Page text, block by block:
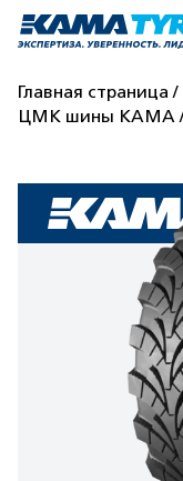
Главная страница
ЦМК шины КАМА